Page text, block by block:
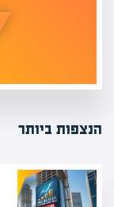
הנצפות ביותר